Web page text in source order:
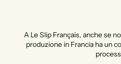
A Le Slip Français, anche se
produzione in Francia ha un